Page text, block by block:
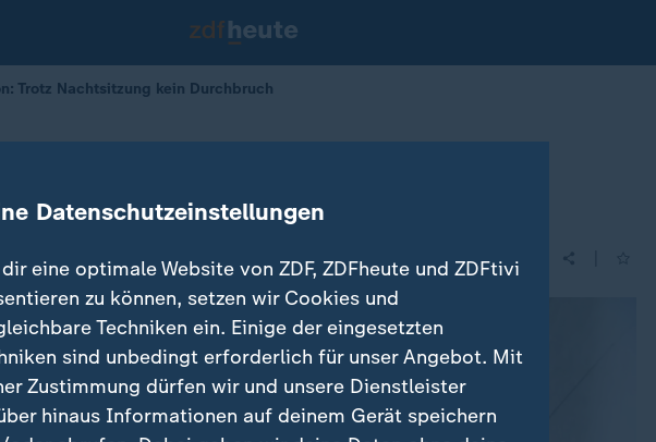
Trotz Nachtsitzung kein Durchbruch
kein Durchbruch
Datenschutzeinstellungen
eine optimale Website von ZDF, ZDFheute und ZDFtivi
zu können, setzen wir Cookies und
Techniken ein. Einige der eingesetzten
sind unbedingt erforderlich für unser Angebot. Mit
Zustimmung dürfen wir und unsere Dienstleister
hinaus Informationen auf deinem Gerät speichern